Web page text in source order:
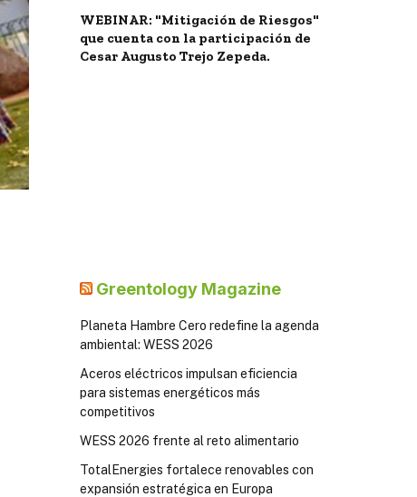
WEBINAR: "Mitigación de Riesgos"
que cuenta con la participación de
Cesar Augusto Trejo Zepeda.
Greentology Magazine
Planeta Hambre Cero redefine la agenda
ambiental: WESS 2026
Aceros eléctricos impulsan eficiencia
para sistemas energéticos más
competitivos
WESS 2026 frente al reto alimentario
TotalEnergies fortalece renovables con
expansión estratégica en Europa